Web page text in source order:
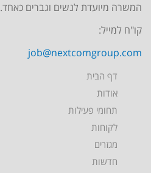
המשרה מיועדת לנשים וגברים כאחד.
קו"ח למייל:
job@nextcomgroup.com
דף הבית
אודות
תחומי פעילות
לקוחות
מגזרים
חדשות